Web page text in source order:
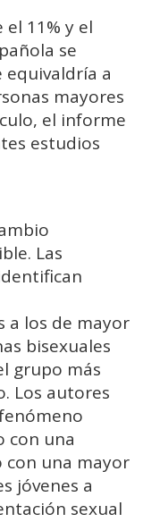
11% y el
se
equivaldría a
mayores
el informe
estudios
Las
a los de mayor
bisexuales
grupo más
Los autores
con una
con una mayor
jóvenes a
sexual